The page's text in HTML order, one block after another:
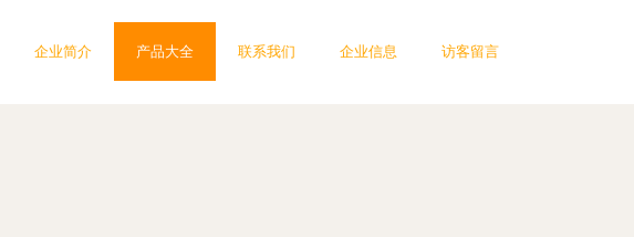
企业简介 产品大全 联系我们 企业信息 访客留言